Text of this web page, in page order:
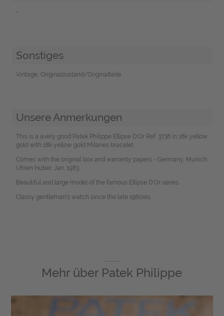
-
Sonstiges
Vintage, Originalzustand/Originalteile
Unsere Anmerkungen
This is a avery good Patek Philippe Ellipse D'Or Ref. 3738 in 18k yellow
gold with 18k yellow gold Milanes bracelet.
Comes with the original box and warranty papers - Germany, Munich,
Uhren Huber, Jan. 1983.
Beautiful and large model of the famous Ellipse D'Or series.
Classy gentleman's watch since the late 1960ies.
Mehr über Patek Philippe